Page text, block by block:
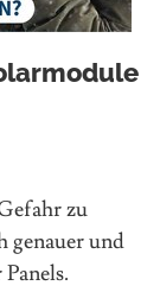
zu
genauer und